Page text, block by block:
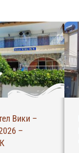
Вики –
–